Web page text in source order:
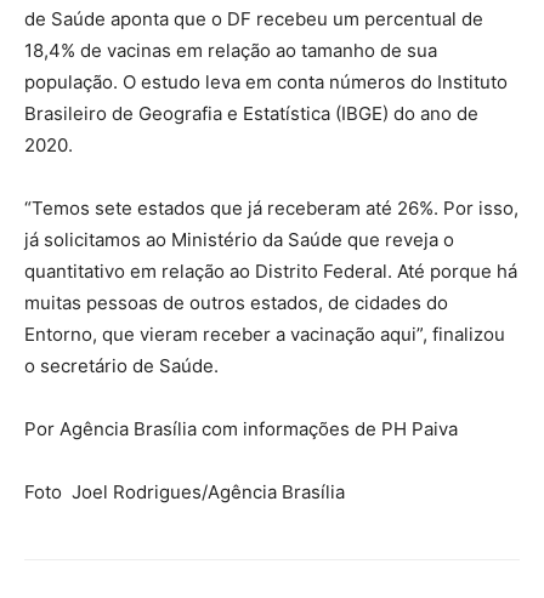
de Saúde aponta que o DF recebeu um percentual de
18,4% de vacinas em relação ao tamanho de sua
população. O estudo leva em conta números do Instituto
Brasileiro de Geografia e Estatística (IBGE) do ano de
2020.
“Temos sete estados que já receberam até 26%. Por isso,
já solicitamos ao Ministério da Saúde que reveja o
quantitativo em relação ao Distrito Federal. Até porque há
muitas pessoas de outros estados, de cidades do
Entorno, que vieram receber a vacinação aqui”, finalizou
o secretário de Saúde.
Por Agência Brasília com informações de PH Paiva
Foto Joel Rodrigues/Agência Brasília